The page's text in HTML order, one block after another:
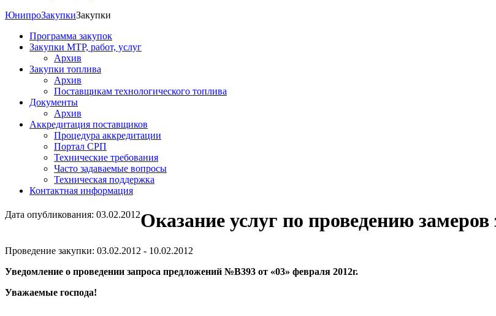
ЮнипроЗакупкиЗакупки
Программа закупок
Закупки МТР, работ, услуг
Архив
Закупки топлива
Архив
Поставщикам технологического топлива
Документы
Архив
Аккредитация поставщиков
Процедура аккредитации
Портал СРП
Технические требования
Часто задаваемые вопросы
Техническая поддержка
Контактная информация
Дата опубликования: 03.02.2012Оказание услуг по проведению
Проведение закупки: 03.02.2012 - 10.02.2012
Уведомление о проведении запроса предложений №В393 от «03» февраля 2012г.
Уважаемые господа!